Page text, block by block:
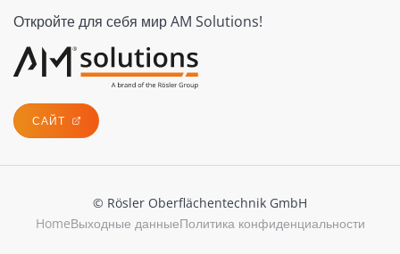
Откройте для себя мир AM Solutions!
САЙТ
© Rösler Oberflächentechnik GmbH
HomeВыходные данныеПолитика конфиденциальности